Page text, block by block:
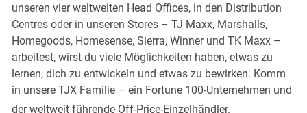
unseren vier weltweiten Head Offices, in den Distribution
Centres oder in unseren Stores – TJ Maxx, Marshalls,
Homegoods, Homesense, Sierra, Winner und TK Maxx –
arbeitest, wirst du viele Möglichkeiten haben, etwas zu
lernen, dich zu entwickeln und etwas zu bewirken. Komm
in unsere TJX Familie – ein Fortune 100-Unternehmen und
der weltweit führende Off-Price-Einzelhändler.